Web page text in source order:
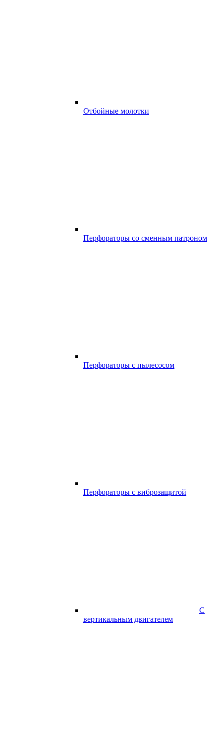
Отбойные молотки
Перфораторы со сменным патроном
Перфораторы с пылесосом
Перфораторы с виброзащитой
С
вертикальным двигателем